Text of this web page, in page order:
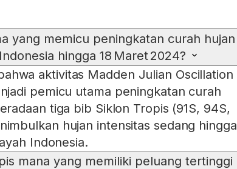
yang memicu peningkatan curah hujan
hingga 18 Maret 2024?
aktivitas Madden Julian Oscillation
pemicu utama peningkatan curah
tiga bib Siklon Tropis (91S, 94S,
hujan intensitas sedang hingga
Indonesia.
mana yang memiliki peluang tertinggi